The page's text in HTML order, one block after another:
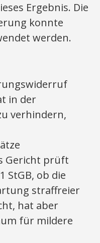
Ergebnis. Die
konnte
werden.
in der
verhindern,
Gericht prüft
StGB, ob die
straffreier
hat aber
für mildere